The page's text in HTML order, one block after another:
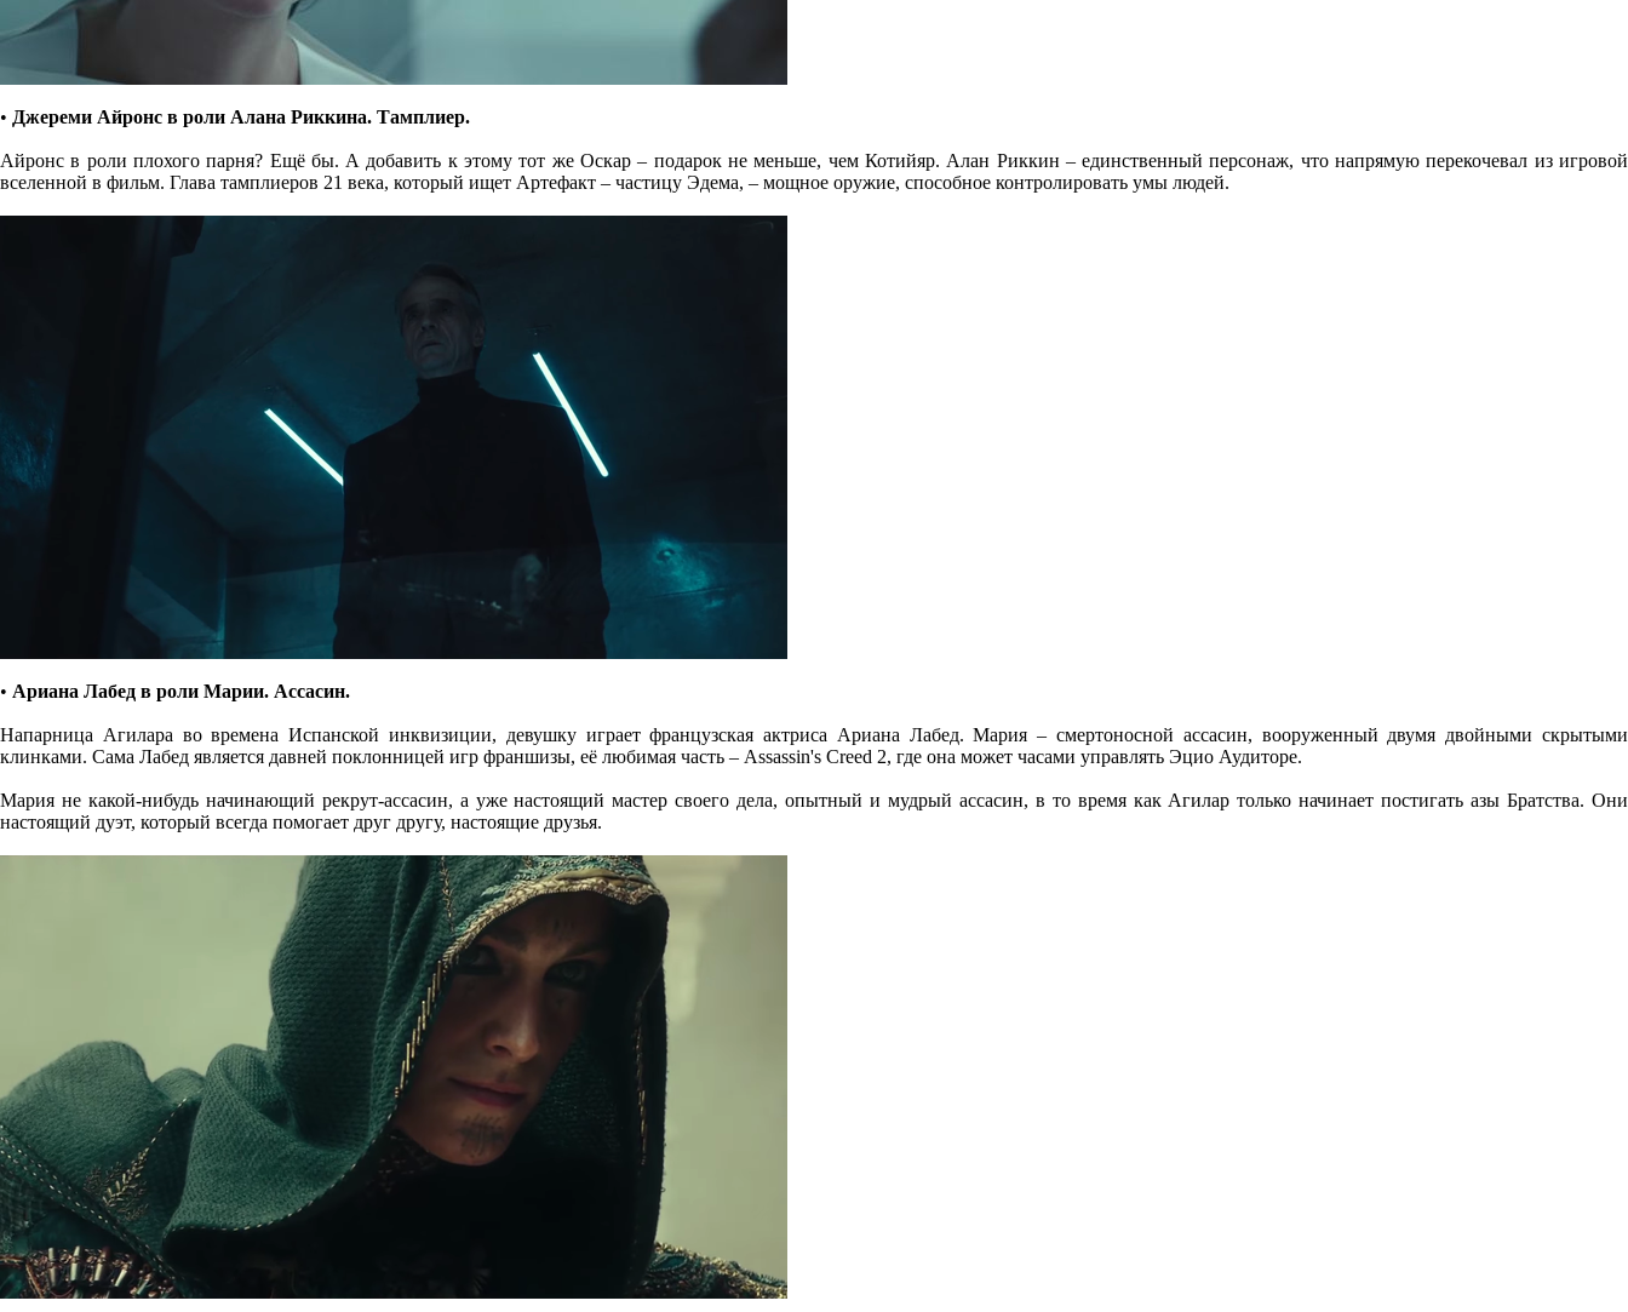
• Джереми Айронс в роли Алана Риккина. Тамплиер.
Айронс в роли плохого парня? Ещё бы. А добавить к этому тот же Оскар – подарок не меньше, чем Котийяр. Алан Риккин – единственный персонаж, что напрямую перекочевал из игровой
вселенной в фильм. Глава тамплиеров 21 века, который ищет Артефакт – частицу Эдема, – мощное оружие, способное контролировать умы людей.
• Ариана Лабед в роли Марии. Ассасин.
Напарница Агилара во времена Испанской инквизиции, девушку играет французская актриса Ариана Лабед. Мария – смертоносной ассасин, вооруженный двумя двойными скрытыми
клинками. Сама Лабед является давней поклонницей игр франшизы, её любимая часть – Assassin's Creed 2, где она может часами управлять Эцио Аудиторе.
Мария не какой-нибудь начинающий рекрут-ассасин, а уже настоящий мастер своего дела, опытный и мудрый ассасин, в то время как Агилар только начинает постигать азы Братства. Они
настоящий дуэт, который всегда помогает друг другу, настоящие друзья.